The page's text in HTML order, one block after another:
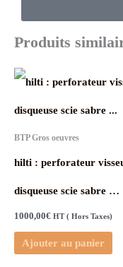
Produits
BTP Gros oeuvres
hilti : perforateur
disqueuse scie sabre …
1000,00€ HT ( Hors Taxes)
Ajouter au panier